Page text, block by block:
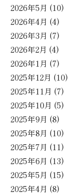
2026年5月 (10)
2026年4月 (4)
2026年3月 (7)
2026年2月 (4)
2026年1月 (7)
2025年12月 (10)
2025年11月 (7)
2025年10月 (5)
2025年9月 (8)
2025年8月 (10)
2025年7月 (11)
2025年6月 (13)
2025年5月 (15)
2025年4月 (8)